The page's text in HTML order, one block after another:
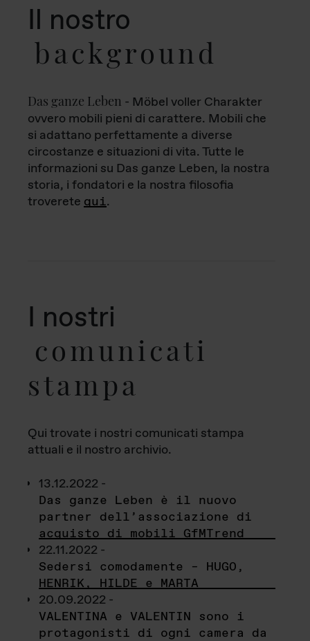
Il nostro
background
Das ganze Leben - Möbel voller Charakter
ovvero mobili pieni di carattere. Mobili che
si adattano perfettamente a diverse
circostanze e situazioni di vita. Tutte le
informazioni su Das ganze Leben, la nostra
storia, i fondatori e la nostra filosofia
troverete qui.
I nostri
comunicati
stampa
Qui trovate i nostri comunicati stampa
attuali e il nostro archivio.
13.12.2022 -
Das ganze Leben è il nuovo
partner dell’associazione di
acquisto di mobili GfMTrend
22.11.2022 -
Sedersi comodamente – HUGO,
HENRIK, HILDE e MARTA
20.09.2022 -
VALENTINA e VALENTIN sono i
protagonisti di ogni camera da